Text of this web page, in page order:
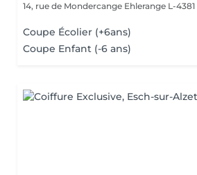
14, rue de Mondercange Ehlerange L-4381
Coupe Écolier (+6ans)
Coupe Enfant (-6 ans)